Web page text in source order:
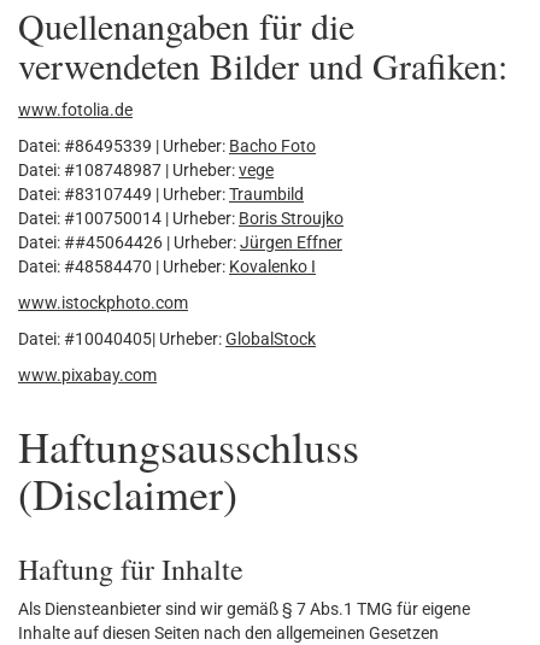
Quellenangaben für die
verwendeten Bilder und Grafiken:
www.fotolia.de
Datei: #86495339 | Urheber: Bacho Foto
Datei: #108748987 | Urheber:vege
Datei: #83107449 | Urheber:Traumbild
Datei: #100750014 | Urheber: Boris Stroujko
Datei: ##45064426 | Urheber:Jürgen Effner
Datei: #48584470 | Urheber: Kovalenko I
www.istockphoto.com
Datei: #10040405| Urheber:GlobalStock
www.pixabay.com
Haftungsausschluss
(Disclaimer)
Haftung für Inhalte
Als Diensteanbieter sind wir gemäß § 7 Abs.1 TMG für eigene
Inhalte auf diesen Seiten nach den allgemeinen Gesetzen